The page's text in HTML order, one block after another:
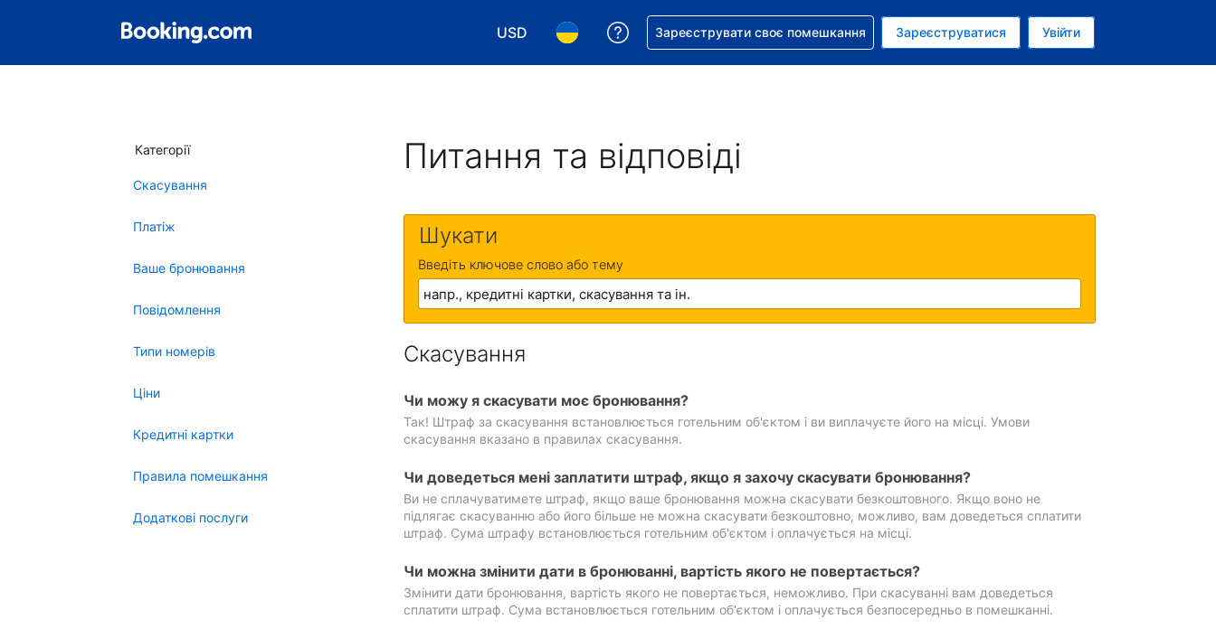
USD
Виберіть валюту. Ваша поточна валюта: Долар США
Виберіть мову. Ваша поточна мова: Українською
Отримайте допомогу з бронюванням
Зареєструвати своє помешкання Зареєструватися Увійти
Категорії
Скасування
Платіж
Ваше бронювання
Повідомлення
Типи номерів
Ціни
Кредитні картки
Правила помешкання
Додаткові послуги
Питання та відповіді
Шукати
Введіть ключове слово або тему
Скасування
Чи можу я скасувати моє бронювання?
Так! Штраф за скасування встановлюється готельним об'єктом і ви виплачуєте його на місці. Умови
скасування вказано в правилах скасування.
Чи доведеться мені заплатити штраф, якщо я захочу скасувати бронювання?
Ви не сплачуватимете штраф, якщо ваше бронювання можна скасувати безкоштовного. Якщо воно не
підлягає скасуванню або його більше не можна скасувати безкоштовно, можливо, вам доведеться сплатити
штраф. Сума штрафу встановлюється готельним об'єктом і оплачується на місці.
Чи можна змінити дати в бронюванні, вартість якого не повертається?
Змінити дати бронювання, вартість якого не повертається, неможливо. При скасуванні вам доведеться
сплатити штраф. Сума встановлюється готельним об'єктом і оплачується безпосередньо в помешканні.